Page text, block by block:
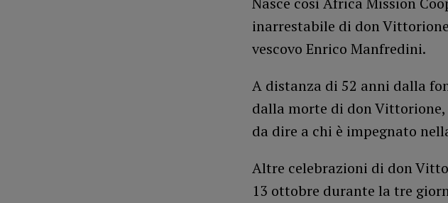
inarrestabile di don
vescovo Enrico Manfredini.
A distanza di 52 anni dalla
dalla morte di don Vittorione,
da dire a chi è impegnato
Altre celebrazioni di don
13 ottobre durante la tre